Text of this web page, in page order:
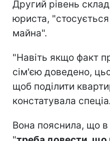
Другий рівень
юриста,
майна".
"Навіть якщо факт
сім'єю доведено,
щоб поділити
констатувала
Вона пояснила, що